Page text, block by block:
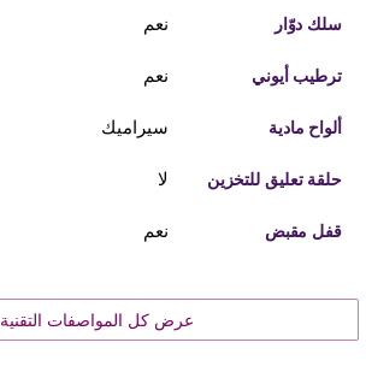
سلك دوّار نعم
ترطيب أيوني نعم
ألواح مادية سيراميك
حلقة تعليق للتخزين لا
قفل مقبض نعم
عرض كل المواصفات التقنية